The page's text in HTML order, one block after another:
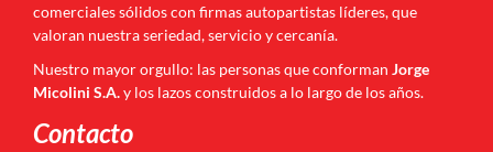
comerciales sólidos con firmas autopartistas líderes, que
valoran nuestra seriedad, servicio y cercanía.
Nuestro mayor orgullo: las personas que conforman Jorge
Micolini S.A.y los lazos construidos a lo largo de los años.
Contacto